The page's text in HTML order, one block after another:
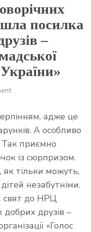
посилка
–
України»
адже це
А особливо
Так приємно
із сюрпризом.
як тільки можуть,
незабутніми.
свят до НРЦ
друзів –
«Голос